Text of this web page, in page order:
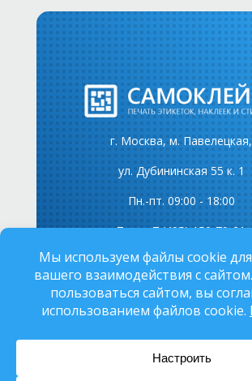
г. Москва, м. Павелецкая,
ул. Дубининская 55 к. 1
Пн.-пт. 09:00 - 18:00
Тел.: +7 (495) 150-70-21
Email: sales@samokleika.ru